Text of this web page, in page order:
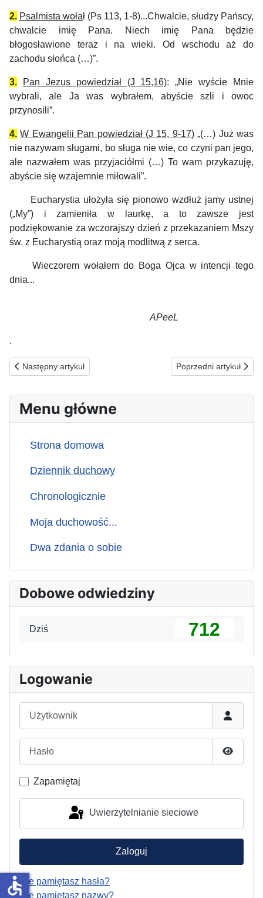
2. Psalmista wołał (Ps 113, 1-8)...Chwalcie, słudzy Pańscy,
chwalcie imię Pana. Niech imię Pana będzie
błogosławione teraz i na wieki. Od wschodu aż do
zachodu słońca (…)”.
3. Pan Jezus powiedział (J 15,16): „Nie wyście Mnie
wybrali, ale Ja was wybrałem, abyście szli i owoc
przynosili”.
4. W Ewangelii Pan powiedział (J 15, 9-17) „(…) Już was
nie nazywam sługami, bo sługa nie wie, co czyni pan jego,
ale nazwałem was przyjaciółmi (…) To wam przykazuję,
abyście się wzajemnie miłowali”.
Eucharystia ułożyła się pionowo wzdłuż jamy ustnej
(„My”) i zamieniła w laurkę, a to zawsze jest
podziękowanie za wczorajszy dzień z przekazaniem Mszy
św. z Eucharystią oraz moją modlitwą z serca.
Wieczorem wołałem do Boga Ojca w intencji tego
dnia...
APeeL
.
Poprzednia strona: 15.05.2026(pt) ZA OFIARY NAPADU NA
Następny artykuł Następna strona:
Poprzedni artykuł
Menu główne
Strona domowa
Dziennik duchowy
Chronologicznie
Moja duchowość...
Dwa zdania o sobie
Dobowe odwiedziny
Dziś 712
Logowanie
Pokaż
Zapamiętaj
Uwierzytelnianie sieciowe
Zaloguj
Nie pamiętasz hasła?
Nie pamiętasz nazwy?
accessible